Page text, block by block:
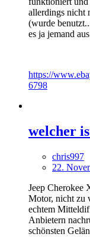
allerdings nicht
(wurde
es ja jemand
https://
6798
welcher
chris997
22.
Jeep Cherokee
Motor, nicht zu
echtem
Anbietern
schönsten